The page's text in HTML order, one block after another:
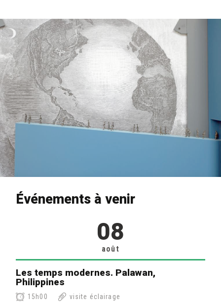
Événements à venir
08
août
Les temps modernes. Palawan,
Philippines
15h00 visite éclairage